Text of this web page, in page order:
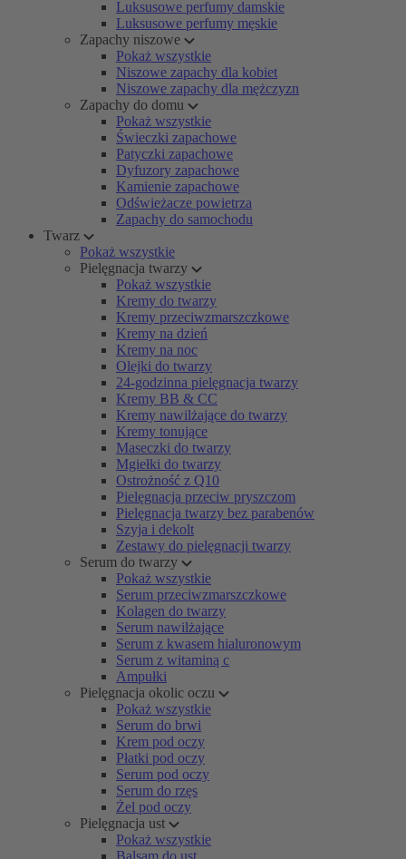
Luksusowe perfumy damskie
Luksusowe perfumy męskie
Zapachy niszowe
Pokaż wszystkie
Niszowe zapachy dla kobiet
Niszowe zapachy dla mężczyzn
Zapachy do domu
Pokaż wszystkie
Świeczki zapachowe
Patyczki zapachowe
Dyfuzory zapachowe
Kamienie zapachowe
Odświeżacze powietrza
Zapachy do samochodu
Twarz
Pokaż wszystkie
Pielęgnacja twarzy
Pokaż wszystkie
Kremy do twarzy
Kremy przeciwzmarszczkowe
Kremy na dzień
Kremy na noc
Olejki do twarzy
24-godzinna pielęgnacja twarzy
Kremy BB & CC
Kremy nawilżające do twarzy
Kremy tonujące
Maseczki do twarzy
Mgiełki do twarzy
Ostrożność z Q10
Pielęgnacja przeciw pryszczom
Pielęgnacja twarzy bez parabenów
Szyja i dekolt
Zestawy do pielęgnacji twarzy
Serum do twarzy
Pokaż wszystkie
Serum przeciwzmarszczkowe
Kolagen do twarzy
Serum nawilżające
Serum z kwasem hialuronowym
Serum z witaminą c
Ampułki
Pielęgnacja okolic oczu
Pokaż wszystkie
Serum do brwi
Krem pod oczy
Płatki pod oczy
Serum pod oczy
Serum do rzęs
Żel pod oczy
Pielęgnacja ust
Pokaż wszystkie
Balsam do ust